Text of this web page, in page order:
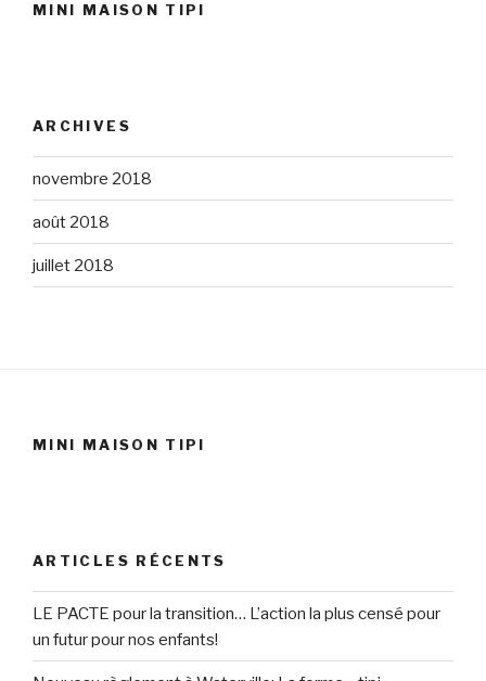
MINI MAISON TIPI
ARCHIVES
novembre 2018
août 2018
juillet 2018
MINI MAISON TIPI
ARTICLES RÉCENTS
LE PACTE pour la transition… L’action la plus censé pour
un futur pour nos enfants!